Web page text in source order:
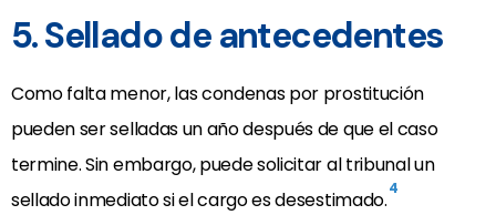
5. Sellado de antecedentes
Como falta menor, las condenas por prostitución
pueden ser selladas un año después de que el caso
termine. Sin embargo, puede solicitar al tribunal un
sellado inmediato si el cargo es desestimado.4